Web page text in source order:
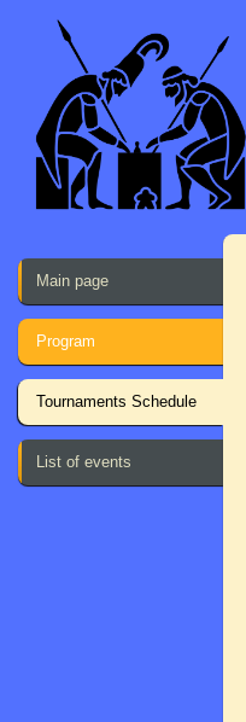
Main page
Program
Tournaments Schedule
List of events